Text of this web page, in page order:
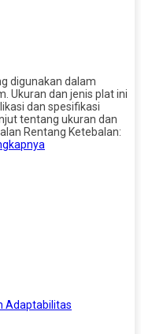
digunakan dalam
Ukuran dan jenis plat ini
dan spesifikasi
tentang ukuran dan
Rentang Ketebalan:
Adaptabilitas